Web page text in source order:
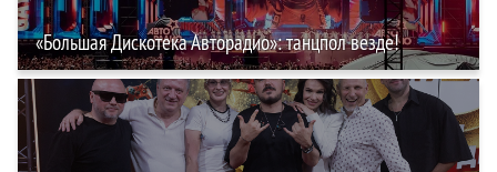
«Большая Дискотека Авторадио»: танцпол везде!